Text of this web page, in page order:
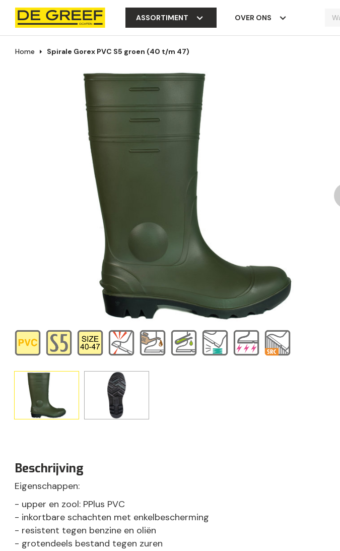
ASSORTIMENT OVER ONS
Home Spirale Gorex PVC S5 groen (40 t/m 47)
Beschrijving
Eigenschappen:
- upper en zool: PPlus PVC
- inkortbare schachten met enkelbescherming
- resistent tegen benzine en oliën
- grotendeels bestand tegen zuren